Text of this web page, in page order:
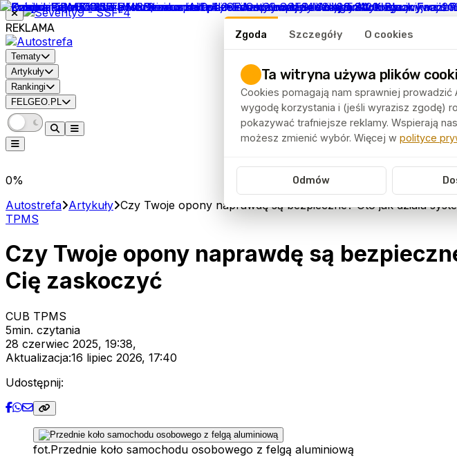
Zgoda Szczegóły O cookies
Ta witryna używa plików
Cookies pomagają nam sprawniej
wygodę korzystania i (jeśli wyrazisz zgodę)
pokazywać trafniejsze reklamy. Wspierają
możesz zmienić wybór. Więcej w polityce
Odmów
REKLAMA
Tematy
Artykuły
Rankingi
FELGEO.PL
0%
Autostrefa Artykuły Czy Twoje opony naprawdę są bezpieczne? Oto jak działa
TPMS
Czy Twoje opony naprawdę są
Cię zaskoczyć
CUB TPMS
5min. czytania
28 czerwiec 2025, 19:38,
Aktualizacja:16 lipiec 2026, 17:40
Udostępnij:
fot.Przednie koło samochodu osobowego z felgą aluminiową